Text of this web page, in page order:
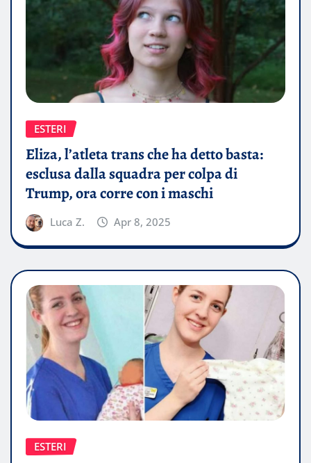
ESTERI
Eliza, l’atleta trans che ha detto basta:
esclusa dalla squadra per colpa di
Trump, ora corre con i maschi
Luca Z. Apr 8, 2025
ESTERI